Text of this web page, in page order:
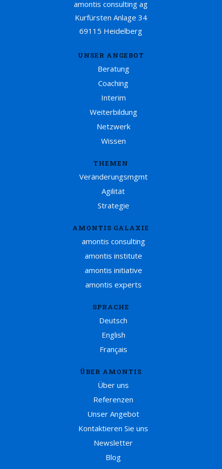
amontis consulting ag
Kurfürsten Anlage 34
69115 Heidelberg
UNSER ANGEBOT
Beratung
Coaching
Interim
Weiterbildung
Netzwerk
Wissen
THEMEN
Veränderungsmgmt
Agilität
Strategie
AMONTIS GALAXIE
amontis consulting
amontis institute
amontis initiative
amontis experts
SPRACHE
Deutsch
English
Français
ÜBER AMONTIS
Über uns
Referenzen
Unser Angebot
Kontaktieren Sie uns
Newsletter
Blog